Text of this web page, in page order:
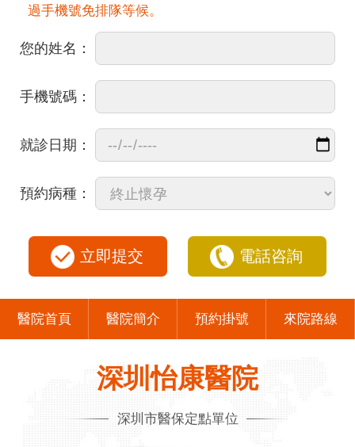
過手機號免排隊等候。
您的姓名：
手機號碼：
就診日期：
預約病種：
立即提交 電話咨詢
醫院首頁 醫院簡介 預約掛號 來院路線
深圳怡康醫院
深圳市醫保定點單位